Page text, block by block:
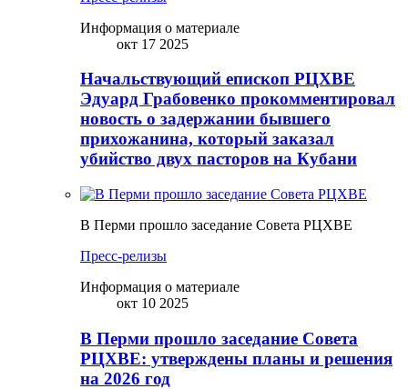
Информация о материале
окт 17 2025
Начальствующий епископ РЦХВЕ
Эдуард Грабовенко прокомментировал
новость о задержании бывшего
прихожанина, который заказал
убийство двух пасторов на Кубани
В Перми прошло заседание Совета РЦХВЕ
Пресс-релизы
Информация о материале
окт 10 2025
В Перми прошло заседание Совета
РЦХВЕ: утверждены планы и решения
на 2026 год